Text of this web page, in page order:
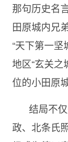
那句历史名
田原城内兄
“天下第一
地区“玄关
位的小田原
结局不
政、北条氏